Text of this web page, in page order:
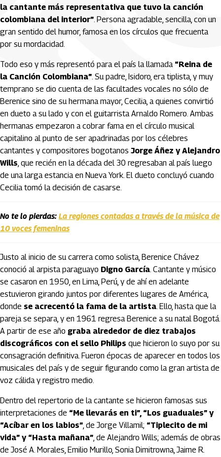
la cantante más representativa que tuvo la canción
colombiana del interior”. Persona agradable, sencilla, con un
gran sentido del humor, famosa en los círculos que frecuenta
por su mordacidad.
Todo eso y más representó para el país la llamada “Reina de
la Canción Colombiana”. Su padre, Isidoro, era tiplista, y muy
temprano se dio cuenta de las facultades vocales no sólo de
Berenice sino de su hermana mayor, Cecilia, a quienes convirtió
en dueto a su lado y con el guitarrista Arnaldo Romero. Ambas
hermanas empezaron a cobrar fama en el círculo musical
capitalino al punto de ser apadrinadas por los célebres
cantantes y compositores bogotanos Jorge Áñez y Alejandro
Wills, que recién en la década del 30 regresaban al país luego
de una larga estancia en Nueva York. El dueto concluyó cuando
Cecilia tomó la decisión de casarse.
No te lo pierdas: La regiones contadas a través de la música de
10 voces femeninas
Justo al inicio de su carrera como solista, Berenice Chávez
conoció al arpista paraguayo Digno García. Cantante y músico
se casaron en 1950, en Lima, Perú, y de ahí en adelante
estuvieron girando juntos por diferentes lugares de América,
donde se acrecentó la fama de la artista. Ello, hasta que la
pareja se separa, y en 1961 regresa Berenice a su natal Bogotá.
A partir de ese año graba alrededor de diez trabajos
discográficos con el sello Philips que hicieron lo suyo por su
consagración definitiva. Fueron épocas de aparecer en todos los
musicales del país y de seguir figurando como la gran artista de
voz cálida y registro medio.
Dentro del repertorio de la cantante se hicieron famosas sus
interpretaciones de “Me llevarás en ti”, “Los guaduales” y
“Acíbar en los labios”, de Jorge Villamil; “Tiplecito de mi
vida” y “Hasta mañana”, de Alejandro Wills; además de obras
de José A. Morales, Emilio Murillo, Sonia Dimitrowna, Jaime R.